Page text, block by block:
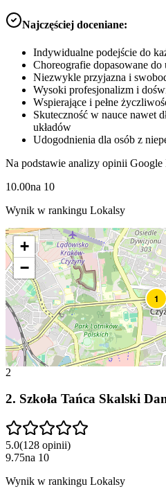
Najczęściej doceniane:
Indywidualne podejście do
Choreografie dopasowane
Niezwykle przyjazna i
Wysoki profesjonalizm i
Wspierające i pełne
Skuteczność w nauce nawet
układów
Udogodnienia dla osób z
Na podstawie analizy opinii Google
10.00na 10
Wynik w rankingu Lokalsy
1
+
−
2
2. Szkoła Tańca Skalski
5.0(128 opinii)
9.75na 10
Wynik w rankingu Lokalsy